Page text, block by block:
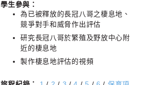
學生參與：
為已被釋放的長冠八哥之棲息地、
競爭對手和威脅作出評估
研究長冠八哥於繁殖及野放中心附
近的棲息地
製作棲息地評估的視頻